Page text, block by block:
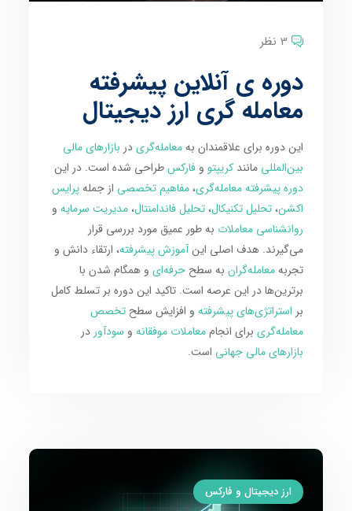
3 نظر
دوره ی آنلاین پیشرفته
معامله گری ارز دیجیتال
این دوره برای علاقمندان بهمعامله‌گریدر بازارهای مالی
بین‌المللی مانندکریپتو وفارکسطراحی شده است. در این
دوره پیشرفته معامله‌گری،مفاهیم تخصصی از جملهپرایس
اکشن،تحلیل تکنیکال،تحلیل فاندامنتال،مدیریت سرمایه و
روانشناسی معاملات به طور عمیق مورد بررسی قرار
می‌گیرند. هدف اصلی اینآموزش پیشرفته، ارتقاء دانش و
تجربهمعامله‌گران به سطححرفه‌ای و همگام شدن با
برترین‌ها در این عرصه است. تاکید این دوره بر تسلط کامل
بر استراتژی‌های پیشرفته و افزایش سطحتخصص
معامله‌گری برای انجاممعاملات موفقانه و سودآوردر
بازارهای مالی جهانی است.
ارز دیجیتال و فارکس